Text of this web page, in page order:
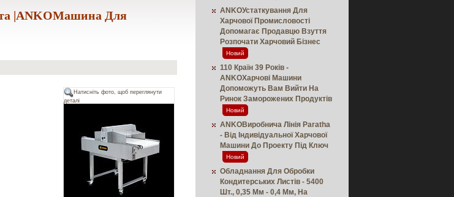
|ANKOМашина Для
Натисніть фото, щоб переглянути
деталі
ANKOУстаткування Для
Харчової Промисловості
Допомагає Продавцю Взуття
Розпочати Харчовий Бізнес
Новий
110 Країн 39 Років -
ANKOХарчові Машини
Допоможуть Вам Вийти На
Ринок Заморожених Продуктів
Новий
ANKOВиробнича Лінія Paratha
- Від Індивідуальної Харчової
Машини До Проекту Під Ключ
Новий
Обладнання Для Обробки
Кондитерських Листів - 5400
Шт., 0,35 Мм - 0,4 Мм, На